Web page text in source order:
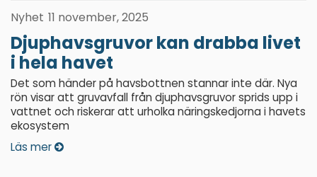
Nyhet 11 november, 2025
Djuphavsgruvor kan drabba livet
i hela havet
Det som händer på havsbottnen stannar inte där. Nya
rön visar att gruvavfall från djuphavsgruvor sprids upp i
vattnet och riskerar att urholka näringskedjorna i havets
ekosystem
Läs mer